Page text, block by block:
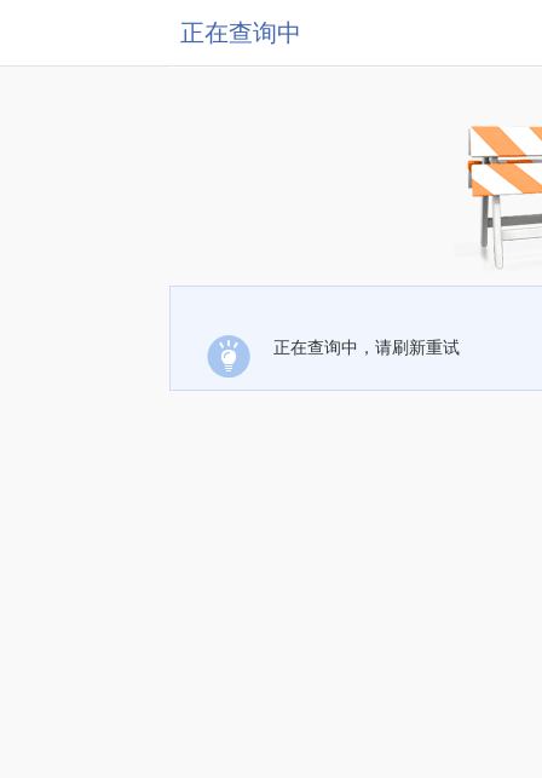
正在查询中
正在查询中，请刷新重试